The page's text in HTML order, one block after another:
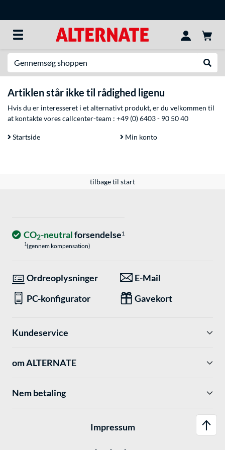
Artiklen står ikke til rådighed ligenu
Hvis du er interesseret i et alternativt produkt, er du velkommen til
at kontakte vores callcenter-team : +49 (0) 6403 - 90 50 40
Startside Min konto
tilbage til start
CO2-neutralforsendelse1
1(gennem kompensation)
Ordreoplysninger
E-Mail
PC-konfigurator
Gavekort
Kundeservice
om ALTERNATE
Nem betaling
Impressum